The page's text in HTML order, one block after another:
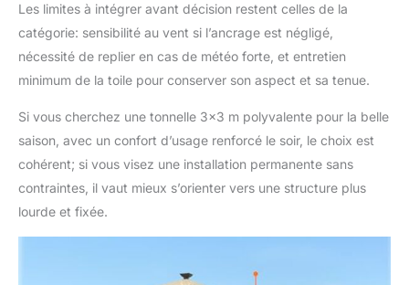
Les limites à intégrer avant décision restent celles de la
catégorie: sensibilité au vent si l’ancrage est négligé,
nécessité de replier en cas de météo forte, et entretien
minimum de la toile pour conserver son aspect et sa tenue.
Si vous cherchez une tonnelle 3×3 m polyvalente pour la belle
saison, avec un confort d’usage renforcé le soir, le choix est
cohérent; si vous visez une installation permanente sans
contraintes, il vaut mieux s’orienter vers une structure plus
lourde et fixée.